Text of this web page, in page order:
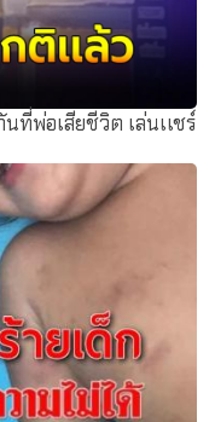
ที่พ่อเสียชีวิต เล่นเเชร์